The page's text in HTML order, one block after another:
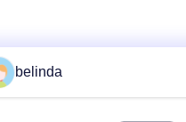
belinda